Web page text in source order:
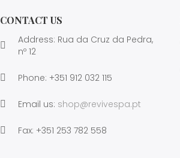
CONTACT US
Address: Rua da Cruz da Pedra,
nº 12
Phone: +351 912 032 115
Email us: shop@revivespa.pt
Fax: +351 253 782 558